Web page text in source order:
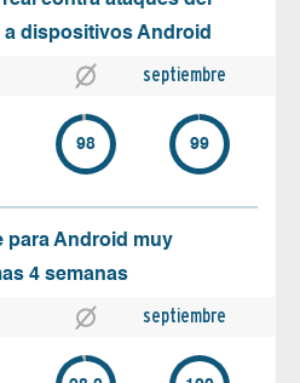
a dispositivos Android
septiembre
98 99
para Android muy
4 semanas
septiembre